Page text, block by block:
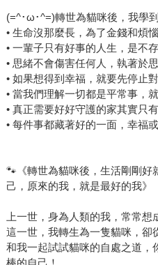
(=^･ω･^=)轉世為貓咪後，我學
• 生命沒那麼長，為了金錢和煩
• 一輩子只有好事的人生，是不存
• 思緒不會傷害任何人，執著於
• 如果想得到幸福，就要先停止對
• 當我們理解一切都是平常事，
• 真正需要好好守護的家其實只
• 每件事都藏著好的一面，幸福
🐾《轉世為貓咪後，生活剛剛好
己，原來的我，就是最好的我》
上一世，身為人類的我，常常想
這一世，我轉生為一隻貓咪，卻
和我一起試試貓咪的自處之道，
棒的自己！